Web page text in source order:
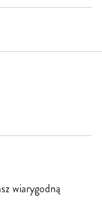
wiarygodną